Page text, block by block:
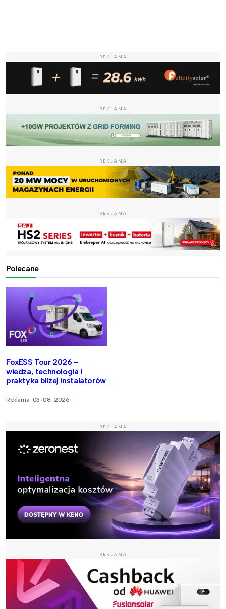
REKLAMA
REKLAMA
REKLAMA
REKLAMA
Polecane
FoxESS Tour 2026 -
wiedza, technologia i
praktyka bliżej instalatorów
Reklama 03-08-2026
REKLAMA
REKLAMA